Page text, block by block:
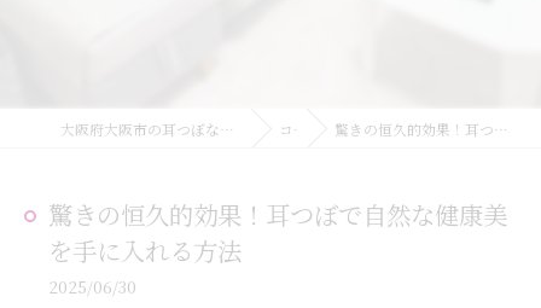
大阪府大阪市の耳つぼなら耳つぼダイエットサロンふーみん コラム 驚きの恒久的効果！耳つぼで自然な健康美を手に入れる方法
驚きの恒久的効果！耳つぼで自然な健康美
を手に入れる方法
2025/06/30